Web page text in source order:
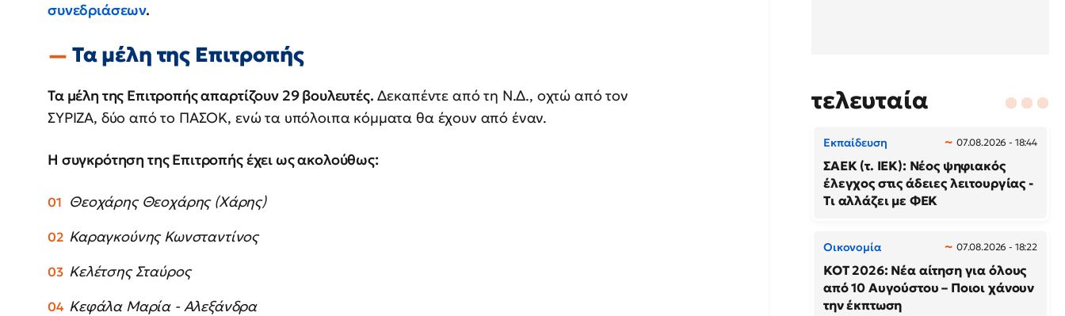
συνεδριάσεων.
Τα μέλη της Επιτροπής
Τα μέλη της Επιτροπής απαρτίζουν 29 βουλευτές. Δεκαπέντε από τη Ν.Δ., οχτώ από τον
ΣΥΡΙΖΑ, δύο από το ΠΑΣΟΚ, ενώ τα υπόλοιπα κόμματα θα έχουν από έναν.
Η συγκρότηση της Επιτροπής έχει ως ακολούθως:
Θεοχάρης Θεοχάρης (Χάρης)
Καραγκούνης Κωνσταντίνος
Κελέτσης Σταύρος
Κεφάλα Μαρία - Αλεξάνδρα
τελευταία
Εκπαίδευση 07.08.2026 - 18:44
ΣΑΕΚ (τ. ΙΕΚ): Νέος ψηφιακός
έλεγχος στις άδειες λειτουργίας -
Τι αλλάζει με ΦΕΚ
Οικονομία 07.08.2026 - 18:22
ΚΟΤ 2026: Νέα αίτηση για όλους
από 10 Αυγούστου – Ποιοι χάνουν
την έκπτωση